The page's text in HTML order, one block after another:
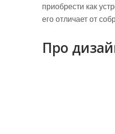
приобрести как
его отличает от
Про